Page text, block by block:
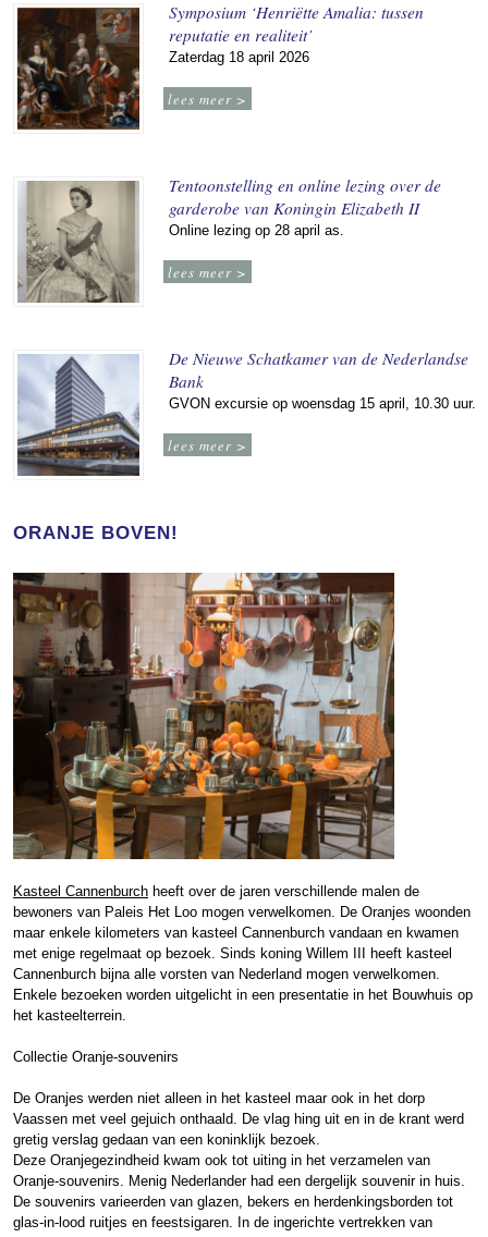
Symposium ‘Henriëtte Amalia: tussen
reputatie en realiteit’
Zaterdag 18 april 2026
lees meer >
Tentoonstelling en online lezing over de
garderobe van Koningin Elizabeth II
Online lezing op 28 april as.
lees meer >
De Nieuwe Schatkamer van de Nederlandse
Bank
GVON excursie op woensdag 15 april, 10.30 uur.
lees meer >
ORANJE BOVEN!
Kasteel Cannenburch heeft over de jaren verschillende malen de
bewoners van Paleis Het Loo mogen verwelkomen. De Oranjes woonden
maar enkele kilometers van kasteel Cannenburch vandaan en kwamen
met enige regelmaat op bezoek. Sinds koning Willem III heeft kasteel
Cannenburch bijna alle vorsten van Nederland mogen verwelkomen.
Enkele bezoeken worden uitgelicht in een presentatie in het Bouwhuis op
het kasteelterrein.
Collectie Oranje-souvenirs
De Oranjes werden niet alleen in het kasteel maar ook in het dorp
Vaassen met veel gejuich onthaald. De vlag hing uit en in de krant werd
gretig verslag gedaan van een koninklijk bezoek.
Deze Oranjegezindheid kwam ook tot uiting in het verzamelen van
Oranje-souvenirs. Menig Nederlander had een dergelijk souvenir in huis.
De souvenirs varieerden van glazen, bekers en herdenkingsborden tot
glas-in-lood ruitjes en feestsigaren. In de ingerichte vertrekken van